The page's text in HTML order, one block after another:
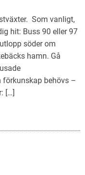
Som vanligt,
hit: Buss 90 eller 97
söder om
hamn. Gå
förkunskap behövs –
[…]